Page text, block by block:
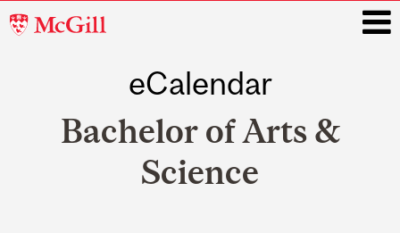
McGill
eCalendar
Bachelor of Arts &
Science